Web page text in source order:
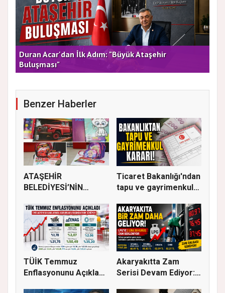
Duran Acar'dan İlk Adım: "Büyük Ataşehir
Buluşması"
Benzer Haberler
ATAŞEHİR
BELEDİYESİ’NİN
DEST...
Ticaret Bakanlığı'ndan
tapu ve gayrimenkul
TÜİK Temmuz
Enflasyonunu Açıkladı:
Akaryakıtta Zam
Serisi Devam Ediyor: